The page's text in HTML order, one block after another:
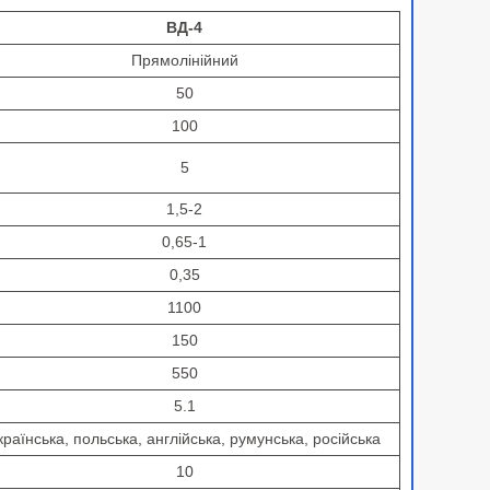
ВД-4
Прямолінійний
50
100
5
1,5-2
0,65-1
0,35
1100
150
550
5.1
польська, англійська, румунська, російська
10